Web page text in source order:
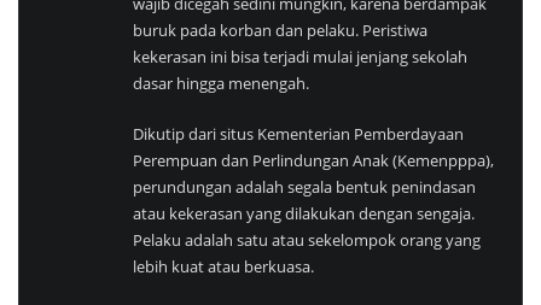
buruk pada korban dan pelaku. Peristiwa
kekerasan ini bisa terjadi mulai jenjang sekolah
dasar hingga menengah.
Dikutip dari situs Kementerian Pemberdayaan
Perempuan dan Perlindungan Anak (Kemenpppa),
perundungan adalah segala bentuk penindasan
atau kekerasan yang dilakukan dengan sengaja.
Pelaku adalah satu atau sekelompok orang yang
lebih kuat atau berkuasa.